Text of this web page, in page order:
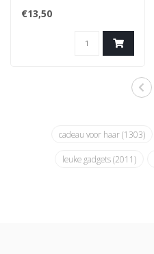
dialect: Vuile Pitoe
(loerder; i..
€13,50
cadeau voor haar(1303)
leuke gadgets(2011)